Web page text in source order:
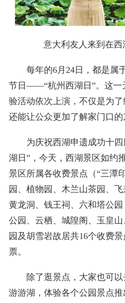
意大利友人来到在
每年的6月24日，都是属
节日——“杭州西湖日”。这一
验活动依次上演，不仅是为了
还能让公众更加了解家门口的
为庆祝西湖申遗成功十
湖日”，今天，西湖景区如
景区所属各收费景点（“三潭
园、植物园、木兰山茶园、飞
黄龙洞、钱王祠、六和塔公
公园、云栖、城隍阁、玉皇
园及胡雪岩故居共16个收费
票。
除了逛景点，大家也可以
游游湖，体验各个公园景点